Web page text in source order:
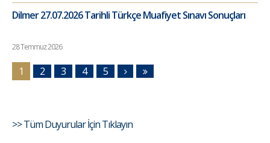
Dilmer 27.07.2026 Tarihli Türkçe Muafiyet Sınavı Sonuçları
28 Temmuz 2026
1 2 3 4 5
>> Tüm Duyurular İçin Tıklayın